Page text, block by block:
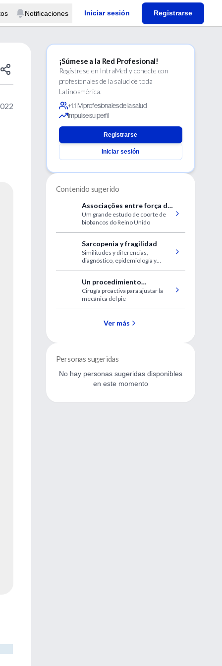
Notificaciones Iniciar sesión Registrarse
¡Súmese a la Red Profesional!
Regístrese en IntraMed y conecte con
profesionales de la salud de toda
Latinoamérica.
+1.1 M profesionales de la salud
Impulse su perfil
Registrarse
Iniciar sesión
Contenido sugerido
Associações entre força de
preensão e risco de
demência, cognição e
resultados de
neuroimagem
Um grande estudo de coorte de
biobancos do Reino Unido
Sarcopenia y fragilidad
Similitudes y diferencias,
diagnóstico, epidemiología y
Un procedimiento
quirúrgico simple y
económico para las úlceras
del pie diabético
Cirugía proactiva para ajustar la
mecánica del pie
Ver más
Personas sugeridas
No hay personas sugeridas disponibles
en este momento